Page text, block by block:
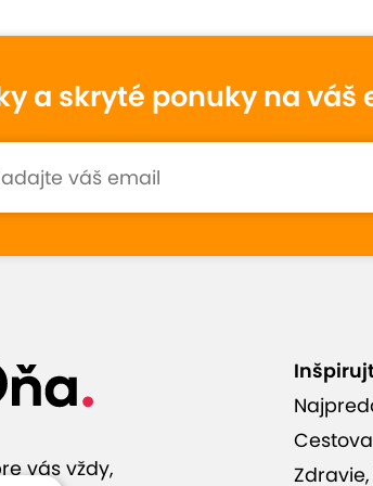
2025
korienkov +...
pozornosť kaderníčky
10
30.
Všetko
Zobraziť hodnotenia (13)
a skryté ponuky na váš
vás vždy,